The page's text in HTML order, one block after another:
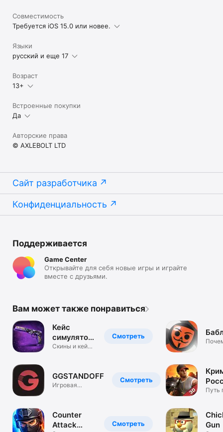
Совместимость
Требуется iOS 15.0 или новее.
Языки
русский и еще 17
Возраст
13+
Встроенные покупки
Да
Авторские права
© AXLEBOLT LTD
Сайт разработчика
Конфиденциальность
Поддерживается
Game Center
Открывайте для себя новые игры и играйте
вместе с друзьями.
Вам может также понравиться
Смотреть
Кейс
симулятор
Стандофф
Скины и кейс
Смотреть
GGSTANDOFF
Игровая
Смотреть
Counter
Attack
Путь
Gun